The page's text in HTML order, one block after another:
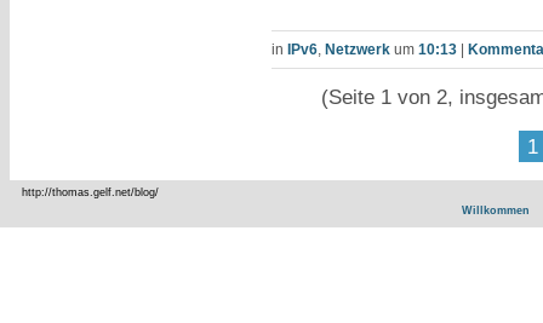
in IPv6, Netzwerkum 10:13|
(Seite 1 von 2,
1
http://thomas.gelf.net/blog/
Willkommen